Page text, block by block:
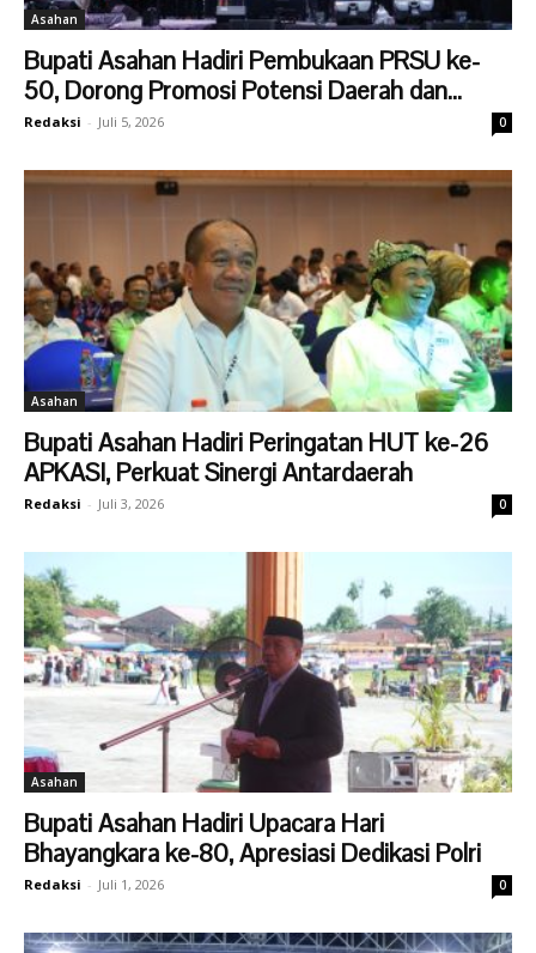
Asahan
Bupati Asahan Hadiri Pembukaan PRSU ke-
50, Dorong Promosi Potensi Daerah dan...
Redaksi - Juli 5, 2026 0
Asahan
Bupati Asahan Hadiri Peringatan HUT ke-26
APKASI, Perkuat Sinergi Antardaerah
Redaksi - Juli 3, 2026 0
Asahan
Bupati Asahan Hadiri Upacara Hari
Bhayangkara ke-80, Apresiasi Dedikasi Polri
Redaksi - Juli 1, 2026 0